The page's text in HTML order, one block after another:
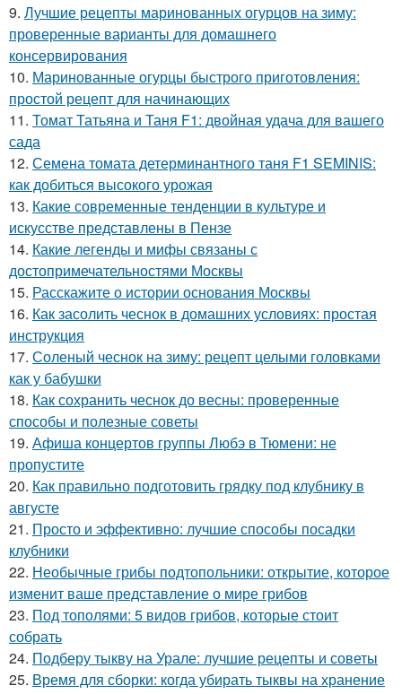
9. Лучшие рецепты маринованных огурцов на зиму:
проверенные варианты для домашнего
консервирования
10. Маринованные огурцы быстрого приготовления:
простой рецепт для начинающих
11. Томат Татьяна и Таня F1: двойная удача для вашего
сада
12. Семена томата детерминантного таня F1 SEMINIS:
как добиться высокого урожая
13. Какие современные тенденции в культуре и
искусстве представлены в Пензе
14. Какие легенды и мифы связаны с
достопримечательностями Москвы
15. Расскажите о истории основания Москвы
16. Как засолить чеснок в домашних условиях: простая
инструкция
17. Соленый чеснок на зиму: рецепт целыми головками
как у бабушки
18. Как сохранить чеснок до весны: проверенные
способы и полезные советы
19. Афиша концертов группы Любэ в Тюмени: не
пропустите
20. Как правильно подготовить грядку под клубнику в
августе
21. Просто и эффективно: лучшие способы посадки
клубники
22. Необычные грибы подтопольники: открытие, которое
изменит ваше представление о мире грибов
23. Под тополями: 5 видов грибов, которые стоит
собрать
24. Подберу тыкву на Урале: лучшие рецепты и советы
25. Время для сборки: когда убирать тыквы на хранение